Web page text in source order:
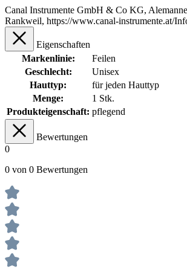
Canal Instrumente GmbH & Co KG,
Rankweil, https://www.canal-instrumente.at/
Eigenschaften
Markenlinie:
Feilen
Geschlecht:
Unisex
Hauttyp:
für jeden Hauttyp
Menge:
1 Stk.
Produkteigenschaft: pflegend
Bewertungen
0
0 von 0 Bewertungen